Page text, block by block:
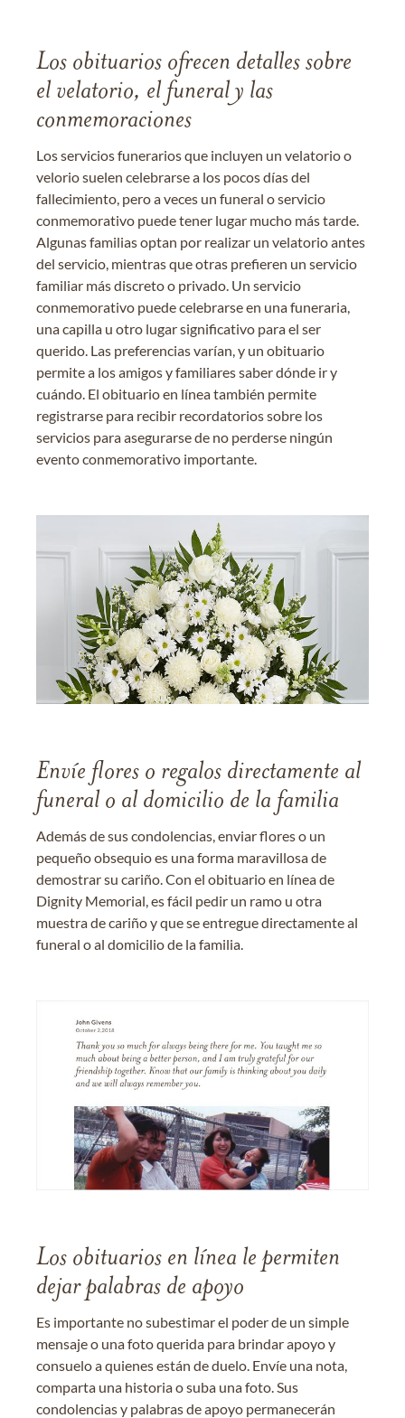
Los obituarios ofrecen detalles sobre
el velatorio, el funeral y las
conmemoraciones
Los servicios funerarios que incluyen un velatorio o
velorio suelen celebrarse a los pocos días del
fallecimiento, pero a veces un funeral o servicio
conmemorativo puede tener lugar mucho más tarde.
Algunas familias optan por realizar un velatorio antes
del servicio, mientras que otras prefieren un servicio
familiar más discreto o privado. Un servicio
conmemorativo puede celebrarse en una funeraria,
una capilla u otro lugar significativo para el ser
querido. Las preferencias varían, y un obituario
permite a los amigos y familiares saber dónde ir y
cuándo. El obituario en línea también permite
registrarse para recibir recordatorios sobre los
servicios para asegurarse de no perderse ningún
evento conmemorativo importante.
Envíe flores o regalos directamente al
funeral o al domicilio de la familia
Además de sus condolencias, enviar flores o un
pequeño obsequio es una forma maravillosa de
demostrar su cariño. Con el obituario en línea de
Dignity Memorial, es fácil pedir un ramo u otra
muestra de cariño y que se entregue directamente al
funeral o al domicilio de la familia.
Los obituarios en línea le permiten
dejar palabras de apoyo
Es importante no subestimar el poder de un simple
mensaje o una foto querida para brindar apoyo y
consuelo a quienes están de duelo. Envíe una nota,
comparta una historia o suba una foto. Sus
condolencias y palabras de apoyo permanecerán